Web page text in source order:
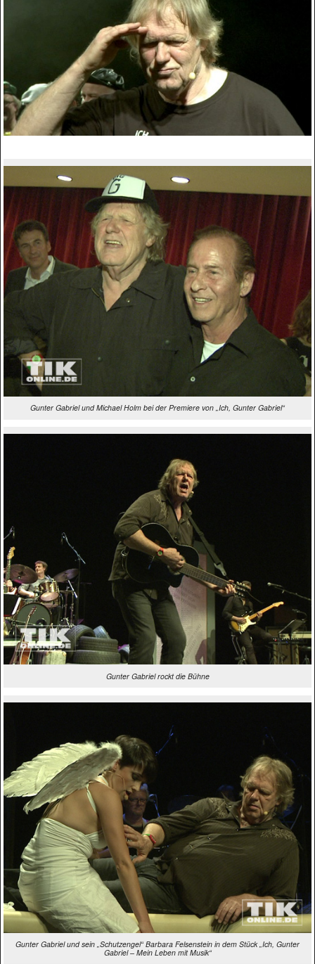
Gunter Gabriel und Michael Holm bei der Premiere von „Ich, Gunter Gabriel“
Gunter Gabriel rockt die Bühne
Gunter Gabriel und sein „Schutzengel“ Barbara Felsenstein in dem Stück „Ich, Gunter
Gabriel – Mein Leben mit Musik“